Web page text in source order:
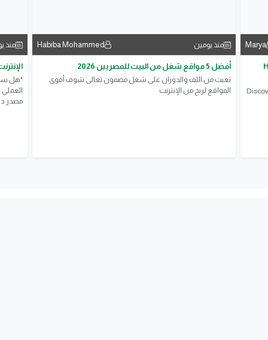
Marya منذ يومين Habiba Mohammed
أفضل 5 مواقع شغل من البيت للمصريين 2026
تعبت من اللف والدوران على شغل مضمون تعالى شوف أقوى
المواقع لربح من الإنترنت
منذ
"هل
مصدر